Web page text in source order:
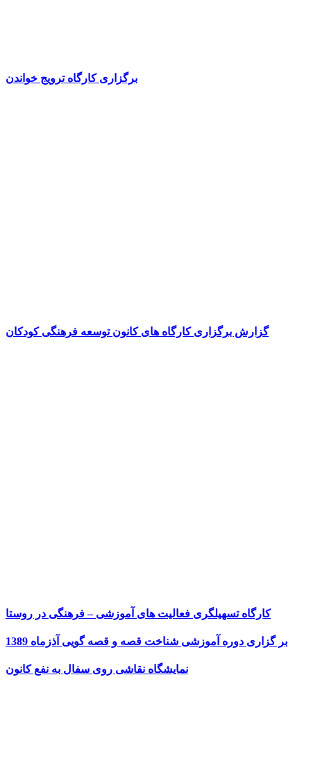
برگزاری کارگاه ترویج خواندن
گزارش برگزاری کارگاه های کانون توسعه فرهنگی کودکان
کارگاه تسهیلگری فعالیت های آموزشی – فرهنگی در روستا
بر گزاری دوره آموزشی شناخت قصه و قصه گویی آذزماه 1389
نمایشگاه نقاشی روی سفال به نفع کانون